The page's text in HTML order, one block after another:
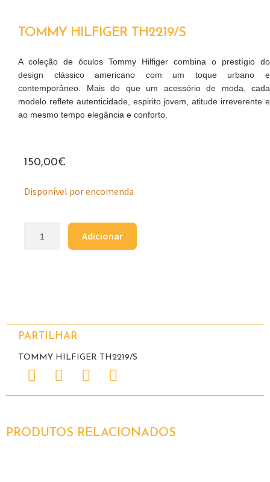
TOMMY HILFIGER TH2219/S
A coleção de óculos Tommy Hilfiger combina o prestígio do
design clássico americano com um toque urbano e
contemporâneo. Mais do que um acessório de moda, cada
modelo reflete autenticidade, espirito jovem, atitude irreverente e
ao mesmo tempo elegância e conforto.
150,00€
Disponível por encomenda
Adicionar
PARTILHAR
TOMMY HILFIGER TH2219/S
PRODUTOS RELACIONADOS